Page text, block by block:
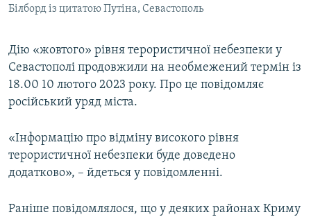
ІНФОГРАФІКА
ДОЛУЧАЙСЯ!
Усі сайти RFE/RL
Білборд із цитатою Путіна, Севастополь
Дію «жовтого» рівня терористичної небезпеки у
Севастополі продовжили на необмежений термін із
18.00 10 лютого 2023 року. Про це повідомляє
російський уряд міста.
«Інформацію про відміну високого рівня
терористичної небезпеки буде доведено
додатково», – йдеться у повідомленні.
Раніше повідомлялося, що у деяких районах Криму